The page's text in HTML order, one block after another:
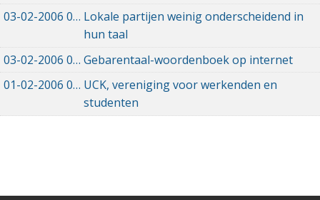
03-02-2006 03-02-2006 00:00
Lokale partijen weinig onderscheidend in
hun taal
03-02-2006 03-02-2006 00:00
Gebarentaal-woordenboek op internet
01-02-2006 01-02-2006 00:00
UCK, vereniging voor werkenden en
studenten